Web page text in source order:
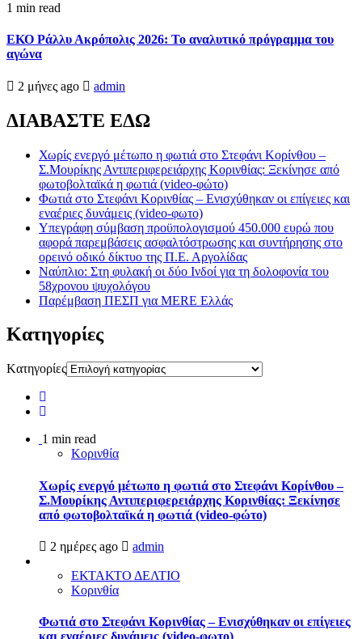
1 min read
ΕΚΟ Ράλλυ Ακρόπολις 2026: Το αναλυτικό πρόγραμμα του
αγώνα
2 μήνες ago admin
ΔΙΑΒΑΣΤΕ ΕΔΩ
Χωρίς ενεργό μέτωπο η φωτιά στο Στεφάνι Κορίνθου –
Σ.Μουρίκης Αντιπεριφερειάρχης Κορινθίας: Ξεκίνησε από
φωτοβολταϊκά η φωτιά (video-φώτο)
Φωτιά στο Στεφάνι Κορινθίας – Ενισχύθηκαν οι επίγειες και
εναέριες δυνάμεις (video-φωτο)
Υπεγράφη σύμβαση προϋπολογισμού 450.000 ευρώ που
αφορά παρεμβάσεις ασφαλτόστρωσης και συντήρησης στο
ορεινό οδικό δίκτυο της Π.Ε. Αργολίδας
Ναύπλιο: Στη φυλακή οι δύο Ινδοί για τη δολοφονία του
58χρονου ψυχολόγου
Παρέμβαση ΠΕΣΠ για MERE Ελλάς
Kατηγορίες
Kατηγορίες
1 min read
Κορινθία
Χωρίς ενεργό μέτωπο η φωτιά στο Στεφάνι Κορίνθου –
Σ.Μουρίκης Αντιπεριφερειάρχης Κορινθίας: Ξεκίνησε
από φωτοβολταϊκά η φωτιά (video-φώτο)
2 ημέρες ago admin
ΕΚΤΑΚΤΟ ΔΕΛΤΙΟ
Κορινθία
Φωτιά στο Στεφάνι Κορινθίας – Ενισχύθηκαν οι επίγειες